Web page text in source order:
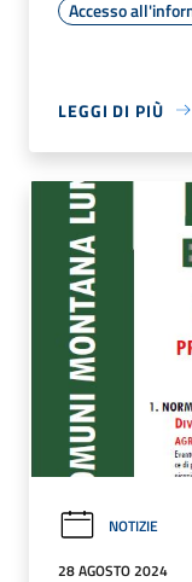
Accesso
LEGGI DI PIÙ
NOTIZIE
28 AGOSTO 2024